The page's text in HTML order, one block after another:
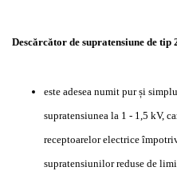
Descărcător de supratensiune de tip
este adesea numit pur și
supratensiunea la 1 - 1,5 kV,
receptoarelor electrice
supratensiunilor reduse de